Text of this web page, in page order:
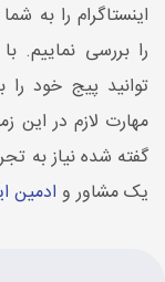
اینستاگرام را به
را بررسی نماییم.
توانید پیج خود
مهارت لازم در این
گفته شده نیاز به
یک مشاور و ادمین